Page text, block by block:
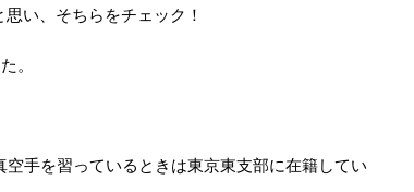
い、そちらをチェック！
。
手を習っているときは東京東支部に在籍してい